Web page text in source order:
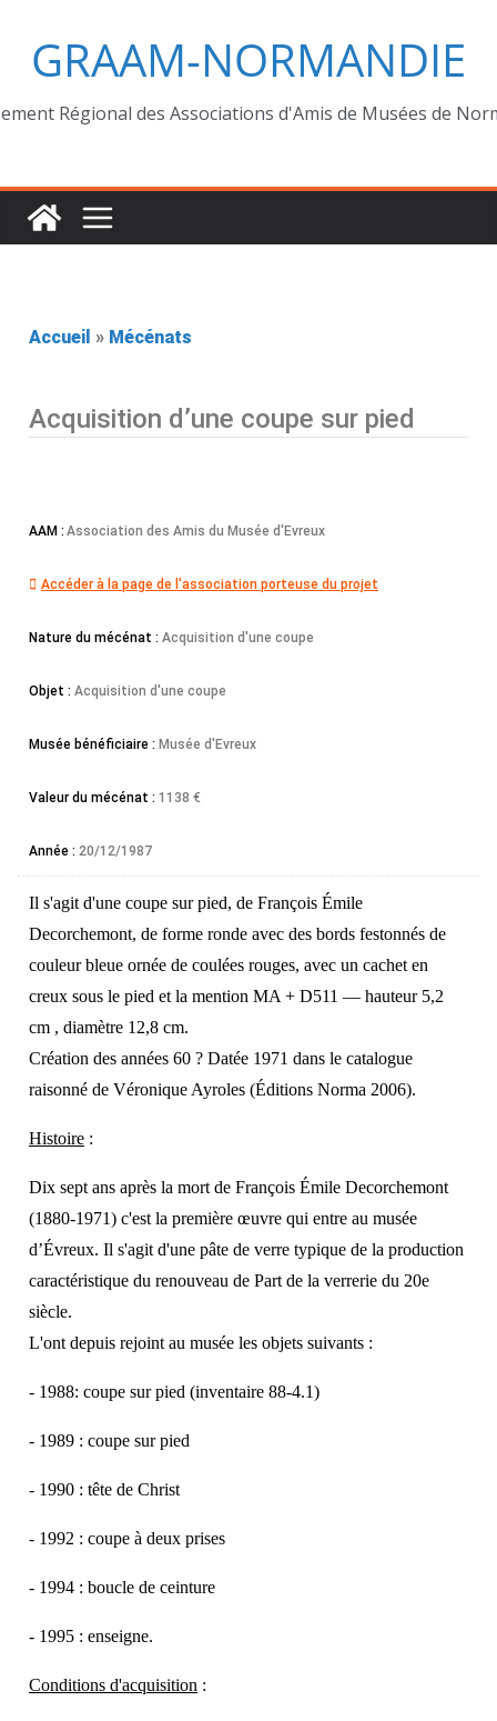
GRAAM-NORMANDIE
Régional des Associations d'Amis de Musées de
Accueil » Mécénats
Acquisition d’une coupe sur pied
AAM :Association des Amis du Musée d'Evreux
Accéder à la page de l'association porteuse du projet
Nature du mécénat : Acquisition d'une coupe
Objet : Acquisition d'une coupe
Musée bénéficiaire : Musée d'Evreux
Valeur du mécénat : 1138 €
Année : 20/12/1987
Il s'agit d'une coupe sur pied, de François Émile
Decorchemont, de forme ronde avec des bords festonnés de
couleur bleue ornée de coulées rouges, avec un cachet en
creux sous le pied et la mention MA + D511 — hauteur 5,2
cm , diamètre 12,8 cm.
Création des années 60 ? Datée 1971 dans le catalogue
raisonné de Véronique Ayroles (Éditions Norma 2006).
Histoire :
Dix sept ans après la mort de François Émile Decorchemont
(1880-1971) c'est la première œuvre qui entre au musée
d’Évreux. Il s'agit d'une pâte de verre typique de la production
caractéristique du renouveau de Part de la verrerie du 20e
siècle.
L'ont depuis rejoint au musée les objets suivants :
- 1988: coupe sur pied (inventaire 88-4.1)
- 1989 : coupe sur pied
- 1990 : tête de Christ
- 1992 : coupe à deux prises
- 1994 : boucle de ceinture
- 1995 : enseigne.
Conditions d'acquisition :